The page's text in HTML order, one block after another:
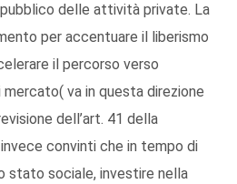
delle attività private. La
per accentuare il liberismo
il percorso verso
mercato( va in questa direzione
dell’art. 41 della
convinti che in tempo di
stato sociale, investire nella